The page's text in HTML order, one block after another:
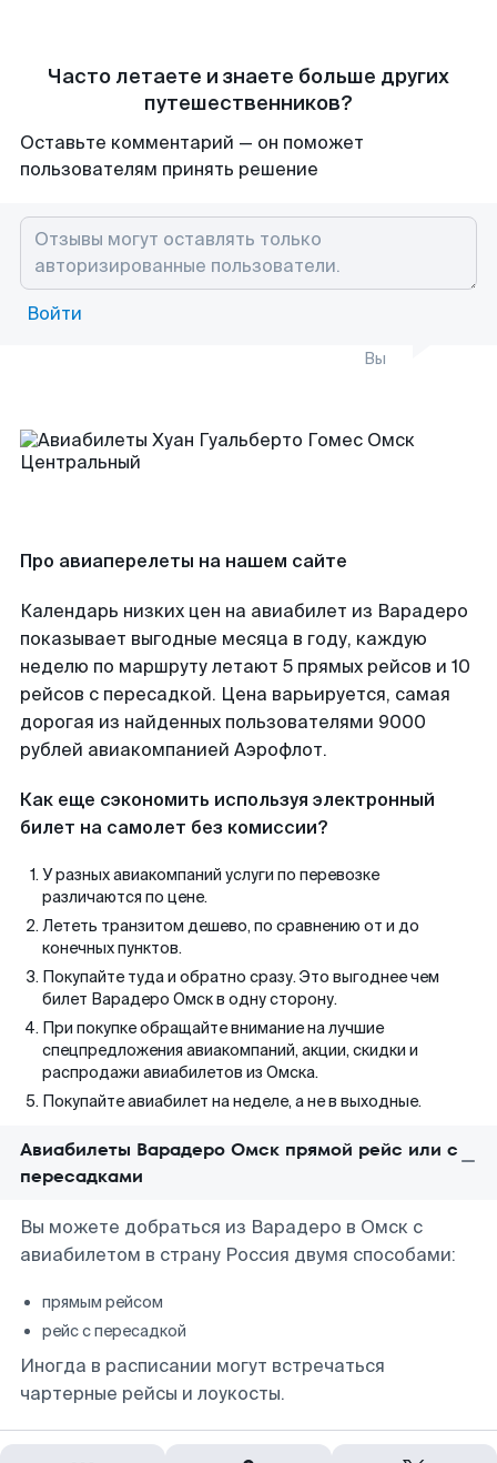
Часто летаете и знаете больше других
путешественников?
Оставьте комментарий — он поможет
пользователям принять решение
Войти
Вы
Про авиаперелеты на нашем сайте
Календарь низких цен на авиабилет из Варадеро
показывает выгодные месяца в году, каждую
неделю по маршруту летают 5 прямых рейсов и 10
рейсов с пересадкой. Цена варьируется, самая
дорогая из найденных пользователями 9000
рублей авиакомпанией Аэрофлот.
Как еще сэкономить используя электронный
билет на самолет без комиссии?
У разных авиакомпаний услуги по перевозке
различаются по цене.
Лететь транзитом дешево, по сравнению от и до
конечных пунктов.
Покупайте туда и обратно сразу. Это выгоднее чем
билет Варадеро Омск в одну сторону.
При покупке обращайте внимание на лучшие
спецпредложения авиакомпаний, акции, скидки и
распродажи авиабилетов из Омска.
Покупайте авиабилет на неделе, а не в выходные.
Авиабилеты Варадеро Омск прямой рейс или с
пересадками
Вы можете добраться из Варадеро в Омск с
авиабилетом в страну Россия двумя способами:
прямым рейсом
рейс с пересадкой
Иногда в расписании могут встречаться
чартерные рейсы и лоукосты.